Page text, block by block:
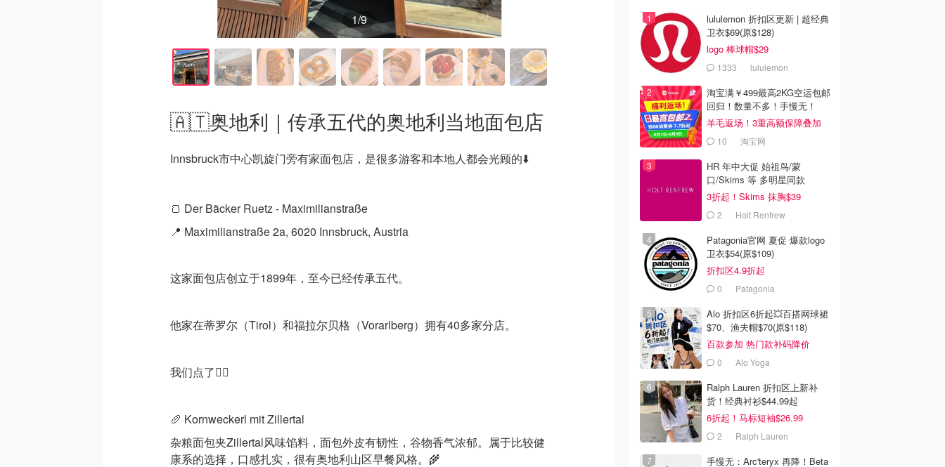
1/9
🇦🇹奥地利｜传承五代的奥地利当地面包店
Innsbruck市中心凯旋门旁有家面包店，是很多游客和本地人都会光顾的⬇️
🍞 Der Bäcker Ruetz - Maximilianstraße
📍 Maximilianstraße 2a, 6020 Innsbruck, Austria
这家面包店创立于1899年，至今已经传承五代。
他家在蒂罗尔（Tirol）和福拉尔贝格（Vorarlberg）拥有40多家分店。
我们点了👇🏼
🥖 Kornweckerl mit Zillertal
杂粮面包夹Zillertal风味馅料，面包外皮有韧性，谷物香气浓郁。属于比较健
康系的选择，口感扎实，很有奥地利山区早餐风格。🌾
lululemon 折扣区更新 | 超经典
卫衣$69(原$128)
logo 棒球帽$29
1333 lululemon
淘宝满￥499最高2KG空运包邮
回归！数量不多！手慢无！
羊毛返场！3重高额保障叠加
10 淘宝网
HR 年中大促 始祖鸟/蒙
口/Skims 等 多明星同款
3折起！Skims 抹胸$39
2 Holt Renfrew
Patagonia官网 夏促 爆款logo
卫衣$54(原$109)
折扣区4.9折起
0 Patagonia
Alo 折扣区6折起💥百搭网球裙
$70、渔夫帽$70(原$118)
百款参加 热门款补码降价
0 Alo Yoga
Ralph Lauren 折扣区上新补
货！经典衬衫$44.99起
6折起！马标短袖$26.99
2 Ralph Lauren
手慢无：Arc'teryx 再降！Beta